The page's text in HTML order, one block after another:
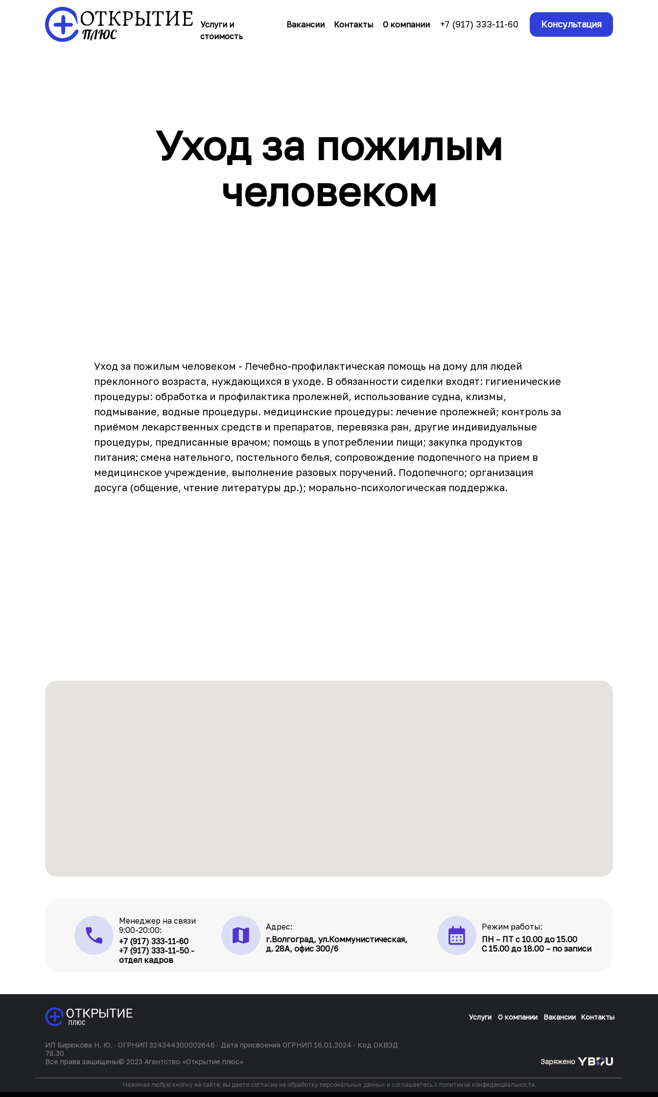
Консультация
+7 (917) 333-11-60
Услуги и
стоимость
Вакансии Контакты О компании
Уход за пожилым
человеком
Уход за пожилым человеком - Лечебно-профилактическая помощь на дому для людей
преклонного возраста, нуждающихся в уходе. В обязанности сиделки входят: гигиенические
процедуры: обработка и профилактика пролежней, использование судна, клизмы,
подмывание, водные процедуры. медицинские процедуры: лечение пролежней; контроль за
приёмом лекарственных средств и препаратов, перевязка ран, другие индивидуальные
процедуры, предписанные врачом; помощь в употреблении пищи; закупка продуктов
питания; смена нательного, постельного белья, сопровождение подопечного на прием в
медицинское учреждение, выполнение разовых поручений. Подопечного; организация
досуга (общение, чтение литературы др.); морально-психологическая поддержка.
Режим работы:
ПН – ПТ с 10.00 до 15.00
С 15.00 до 18.00 – по записи
Менеджер на связи
9:00-20:00:
+7 (917) 333-11-60
+7 (917) 333-11-50 -
отдел кадров
Адрес:
г.Волгоград, ул.Коммунистическая,
д. 28А, офис 300/6
Услуги Вакансии Контакты
О компании
Все права защищены© 2023 Агентство «Открытие плюс»
Нажимая любую кнопку на сайте, вы даете согласие на обработку персональных данных и соглашаетесь с политикой конфиденциальности.
Заряжено
ИП Бирюкова Н. Ю. · ОГРНИП 324344300002646 · Дата присвоения ОГРНИП 16.01.2024 · Код ОКВЭД
78.30